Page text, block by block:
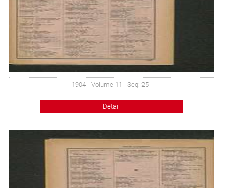
1904 - Volume 11 - Seq: 25
Detail